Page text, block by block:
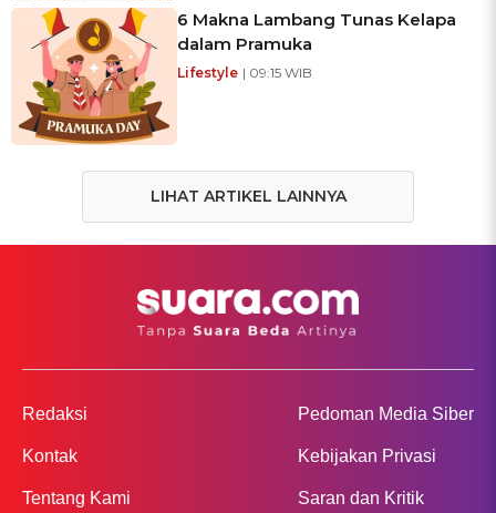
6 Makna Lambang Tunas Kelapa
dalam Pramuka
Lifestyle | 09:15 WIB
LIHAT ARTIKEL LAINNYA
Redaksi
Kontak
Tentang Kami
Pedoman Media Siber
Kebijakan Privasi
Saran dan Kritik